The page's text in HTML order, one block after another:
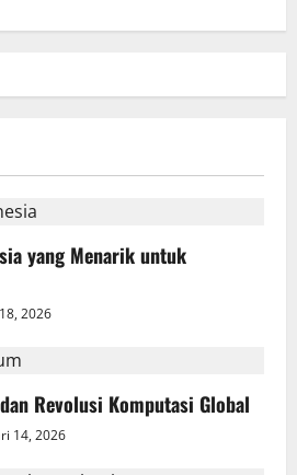
yang Menarik untuk
2026
Revolusi Komputasi Global
14, 2026